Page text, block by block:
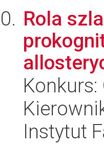
Rola
Konkurs:
Instytut